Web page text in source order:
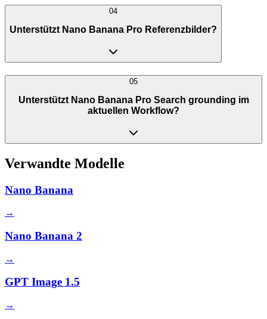
04
Unterstützt Nano Banana Pro Referenzbilder?
05
Unterstützt Nano Banana Pro Search grounding im
aktuellen Workflow?
Verwandte Modelle
Nano Banana
→
Nano Banana 2
→
GPT Image 1.5
→